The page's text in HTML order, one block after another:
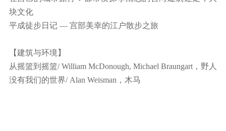
块文化
平成徒步日记 — 宫部美幸的江户散步之旅
【建筑与环境】
从摇篮到摇篮/ William McDonough, Michael Braungart，野人
没有我们的世界/ Alan Weisman，木马